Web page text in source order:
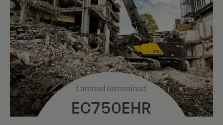
Lammutusmasinad
EC750EHR